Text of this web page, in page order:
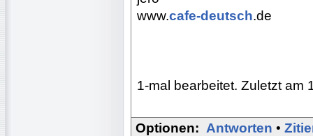
www.cafe-deutsch.de
1-mal bearbeitet. Zuletzt am
Optionen: Antworten •